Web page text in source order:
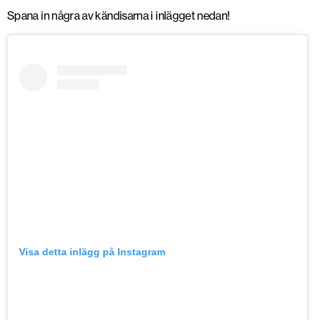
Spana in några av kändisarna i inlägget nedan!
Visa detta inlägg på Instagram